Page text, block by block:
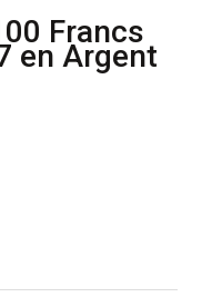
Francs
en Argent